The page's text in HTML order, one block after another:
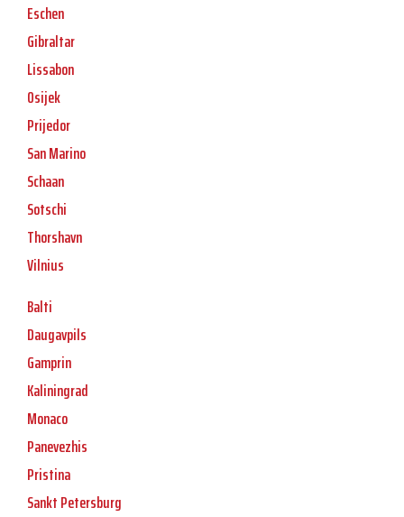
Eschen
Gibraltar
Lissabon
Osijek
Prijedor
San Marino
Schaan
Sotschi
Thorshavn
Vilnius
Balti
Daugavpils
Gamprin
Kaliningrad
Monaco
Panevezhis
Pristina
Sankt Petersburg